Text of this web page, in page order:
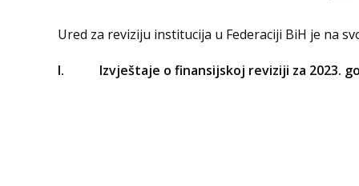
Ured za reviziju institucija u Federaciji BiH je na
I. Izvještaje o finansijskoj reviziji za 2023.